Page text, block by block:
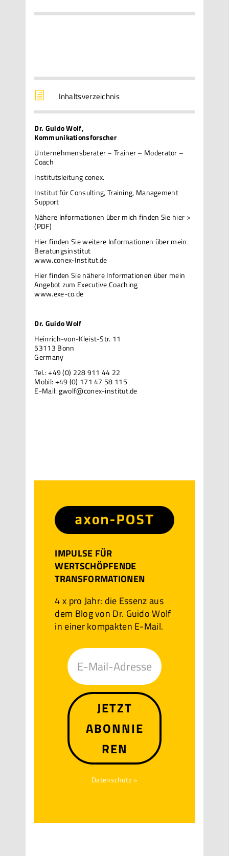
h Inhaltsverzeichnis
Dr. Guido Wolf,
Kommunikationsforscher
Unternehmensberater – Trainer – Moderator –
Coach
Institutsleitung conex.
Institut für Consulting, Training, Management
Support
Nähere Informationen über mich finden Sie hier >
(PDF)
Hier finden Sie weitere Informationen über mein
Beratungsinstitut
www.conex-Institut.de
Hier finden Sie nähere Informationen über mein
Angebot zum Executive Coaching
www.exe-co.de
Dr. Guido Wolf
Heinrich-von-Kleist-Str. 11
53113 Bonn
Germany
Tel.: +49 (0) 228 911 44 22
Mobil: +49 (0) 171 47 58 115
E-Mail:gwolf@conex-institut.de
IMPULSE FÜR
WERTSCHÖPFENDE
TRANSFORMATIONEN
4 x pro Jahr: die Essenz aus
dem Blog von Dr. Guido Wolf
in einer kompakten E-Mail.
JETZT
ABONNIE
REN
Datenschutz »